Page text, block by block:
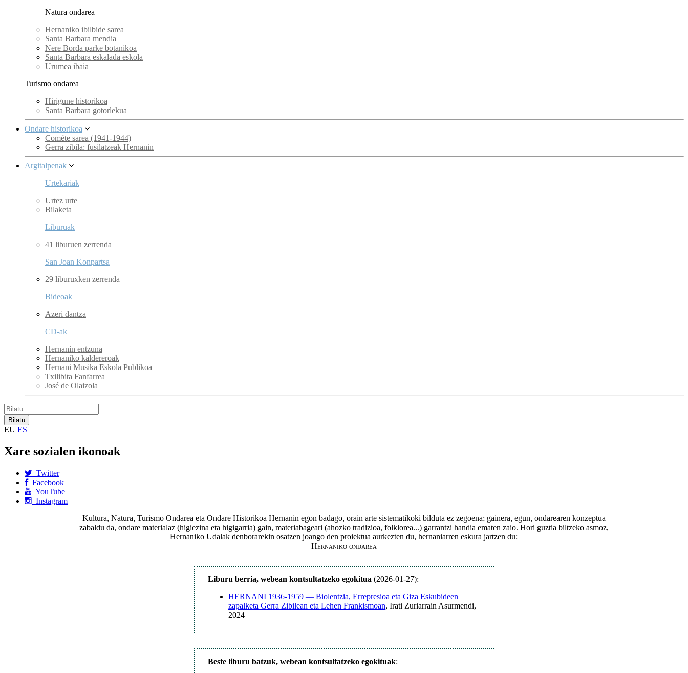
Natura ondarea
Hernaniko ibilbide sarea
Santa Barbara mendia
Nere Borda parke botanikoa
Santa Barbara eskalada eskola
Urumea ibaia
Turismo ondarea
Hirigune historikoa
Santa Barbara gotorlekua
Ondare historikoa
Cométe sarea (1941-1944)
Gerra zibila: fusilatzeak Hernanin
Argitalpenak
Urtekariak
Urtez urte
Bilaketa
Liburuak
41 liburuen zerrenda
San Joan Konpartsa
29 liburuxken zerrenda
Bideoak
Azeri dantza
CD-ak
Hernanin entzuna
Hernaniko kaldereroak
Hernani Musika Eskola Publikoa
Txilibita Fanfarrea
José de Olaizola
EU ES
Xare sozialen ikonoak
Twitter
Facebook
YouTube
Instagram
Kultura, Natura, Turismo Ondarea eta Ondare Historikoa Hernanin egon badago, orain arte sistematikoki bilduta ez zegoena; gainera, egun, ondarearen konzeptua
zabaldu da, ondare materialaz (higiezina eta higigarria) gain, materiabageari (ahozko tradizioa, folklorea...) garrantzi handia ematen zaio. Hori guztia biltzeko asmoz,
Hernaniko Udalak denborarekin osatzen joango den proiektua aurkezten du, hernaniarren eskura jartzen du:
Hernaniko ondarea
Liburu berria, webean kontsultatzeko egokitua (2026-01-27):
HERNANI 1936-1959 — Biolentzia, Errepresioa eta Giza Eskubideen
zapalketa Gerra Zibilean eta Lehen Frankismoan, Irati Zuriarrain Asurmendi,
2024
Beste liburu batzuk, webean kontsultatzeko egokituak: